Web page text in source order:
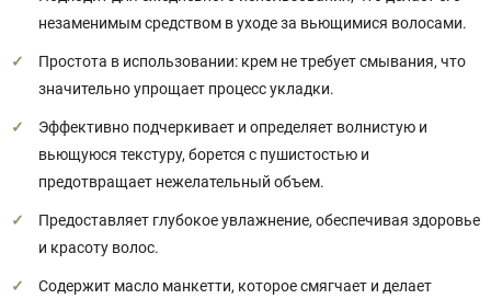
незаменимым средством в уходе за вьющимися волосами.
Простота в использовании: крем не требует смывания, что
значительно упрощает процесс укладки.
Эффективно подчеркивает и определяет волнистую и
вьющуюся текстуру, борется с пушистостью и
предотвращает нежелательный объем.
Предоставляет глубокое увлажнение, обеспечивая здоровье
и красоту волос.
Содержит масло манкетти, которое смягчает и делает